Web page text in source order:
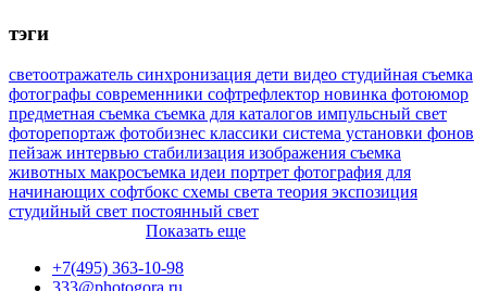
тэги
светоотражатель синхронизация дети видео студийная съемка
фотографы современники софтрефлектор новинка фотоюмор
предметная съемка съемка для каталогов импульсный свет
фоторепортаж фотобизнес классики система установки фонов
пейзаж интервью стабилизация изображения съемка
животных макросъемка идеи портрет фотография для
начинающих софтбокс схемы света теория экспозиция
студийный свет постоянный свет
Показать еще
+7(495) 363-10-98